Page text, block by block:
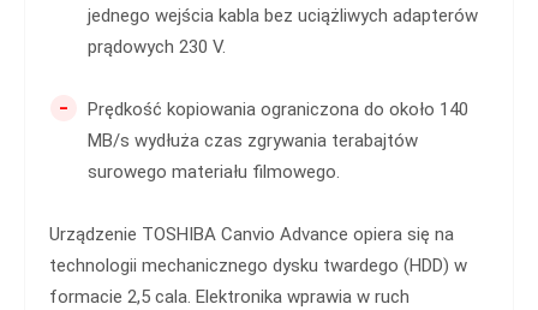
jednego wejścia kabla bez uciążliwych adapterów
prądowych 230 V.
-
Prędkość kopiowania ograniczona do około 140
MB/s wydłuża czas zgrywania terabajtów
surowego materiału filmowego.
Urządzenie TOSHIBA Canvio Advance opiera się na
technologii mechanicznego dysku twardego (HDD) w
formacie 2,5 cala. Elektronika wprawia w ruch